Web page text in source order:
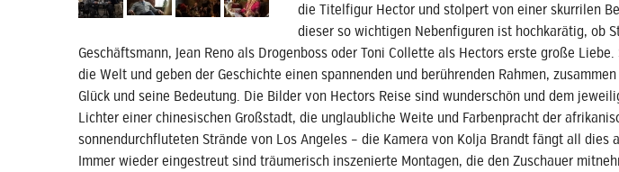
die Titelfigur Hector und stolpert von einer skurrilen
dieser so wichtigen Nebenfiguren ist hochkarätig, ob
Geschäftsmann, Jean Reno als Drogenboss oder Toni Collette als Hectors erste große
die Welt und geben der Geschichte einen spannenden und berührenden Rahmen,
Glück und seine Bedeutung. Die Bilder von Hectors Reise sind wunderschön und dem
Lichter einer chinesischen Großstadt, die unglaubliche Weite und Farbenpracht der
sonnendurchfluteten Strände von Los Angeles – die Kamera von Kolja Brandt fängt all dies
Immer wieder eingestreut sind träumerisch inszenierte Montagen, die den Zuschauer